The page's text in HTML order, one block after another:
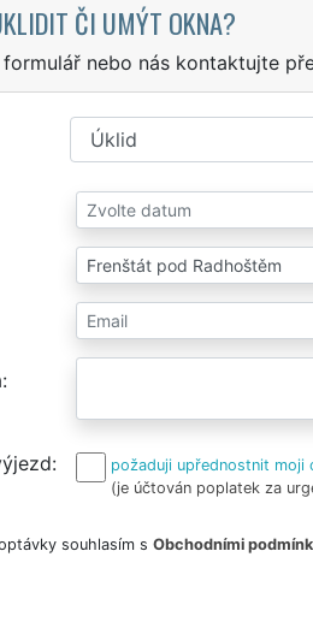
ČI UMÝT OKNA?
nebo nás kontaktujte
požaduji upřednostnit moji
(je účtován poplatek za
souhlasím s Obchodními